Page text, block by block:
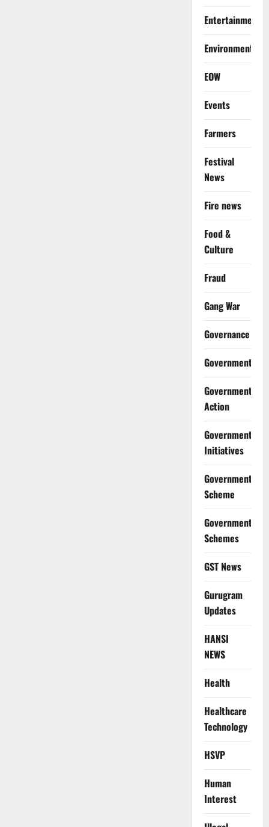
Entertainment
Environment
EOW
Events
Farmers
Festival
News
Fire news
Food &
Culture
Fraud
Gang War
Governance
Government
Government
Action
Government
Initiatives
Government
Scheme
Government
Schemes
GST News
Gurugram
Updates
HANSI
NEWS
Health
Healthcare
Technology
HSVP
Human
Interest